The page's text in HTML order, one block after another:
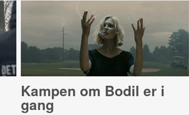
Kampen om Bodil er i
gang